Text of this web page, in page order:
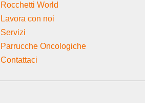
Rocchetti World
Lavora con noi
Servizi
Parrucche Oncologiche
Contattaci